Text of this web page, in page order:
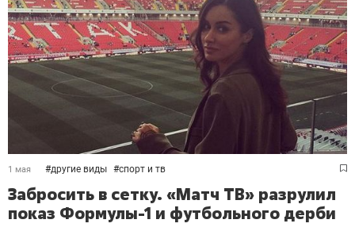
1 мая #другие виды #спорт и тв
Забросить в сетку. «Матч ТВ» разрулил
показ Формулы-1 и футбольного дерби